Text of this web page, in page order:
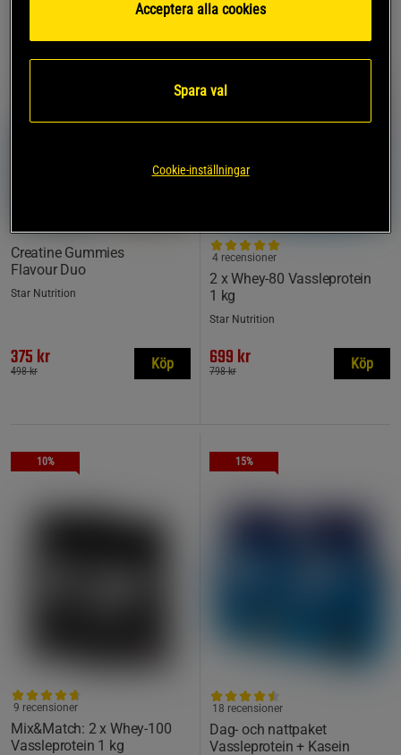
Creatine Gummies
Flavour Duo
Star Nutrition
375 kr
498 kr Köp
12%
2 x Whey-80 Vassleprotein
1 kg
4 recensioner
Star Nutrition
699 kr
798 kr Köp
10%
Mix&Match: 2 x Whey-100
Vassleprotein 1 kg
9 recensioner
15%
Dag- och nattpaket
Vassleprotein + Kasein
18 recensioner
Acceptera alla cookies
Spara val
Cookie-inställningar